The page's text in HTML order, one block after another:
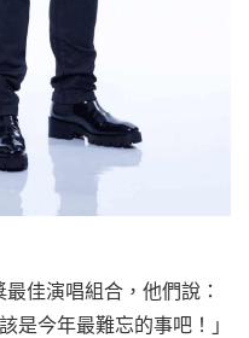
佳演唱組合，他們說：
是今年最難忘的事吧！」